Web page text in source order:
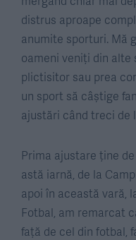
distrus aproape
anumite sporturi. Mă
oameni veniți din
plictisitor sau prea
un sport să câștige
ajustări când treci de
Prima ajustare ține
astă iarnă, de la
apoi în această vară,
Fotbal, am remarcat
față de cel din fotbal,